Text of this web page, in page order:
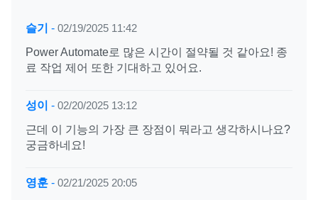
슬기 - 02/19/2025 11:42
Power Automate로 많은 시간이 절약될 것 같아요! 종
료 작업 제어 또한 기대하고 있어요.
성이 - 02/20/2025 13:12
근데 이 기능의 가장 큰 장점이 뭐라고 생각하시나요?
궁금하네요!
영훈 - 02/21/2025 20:05